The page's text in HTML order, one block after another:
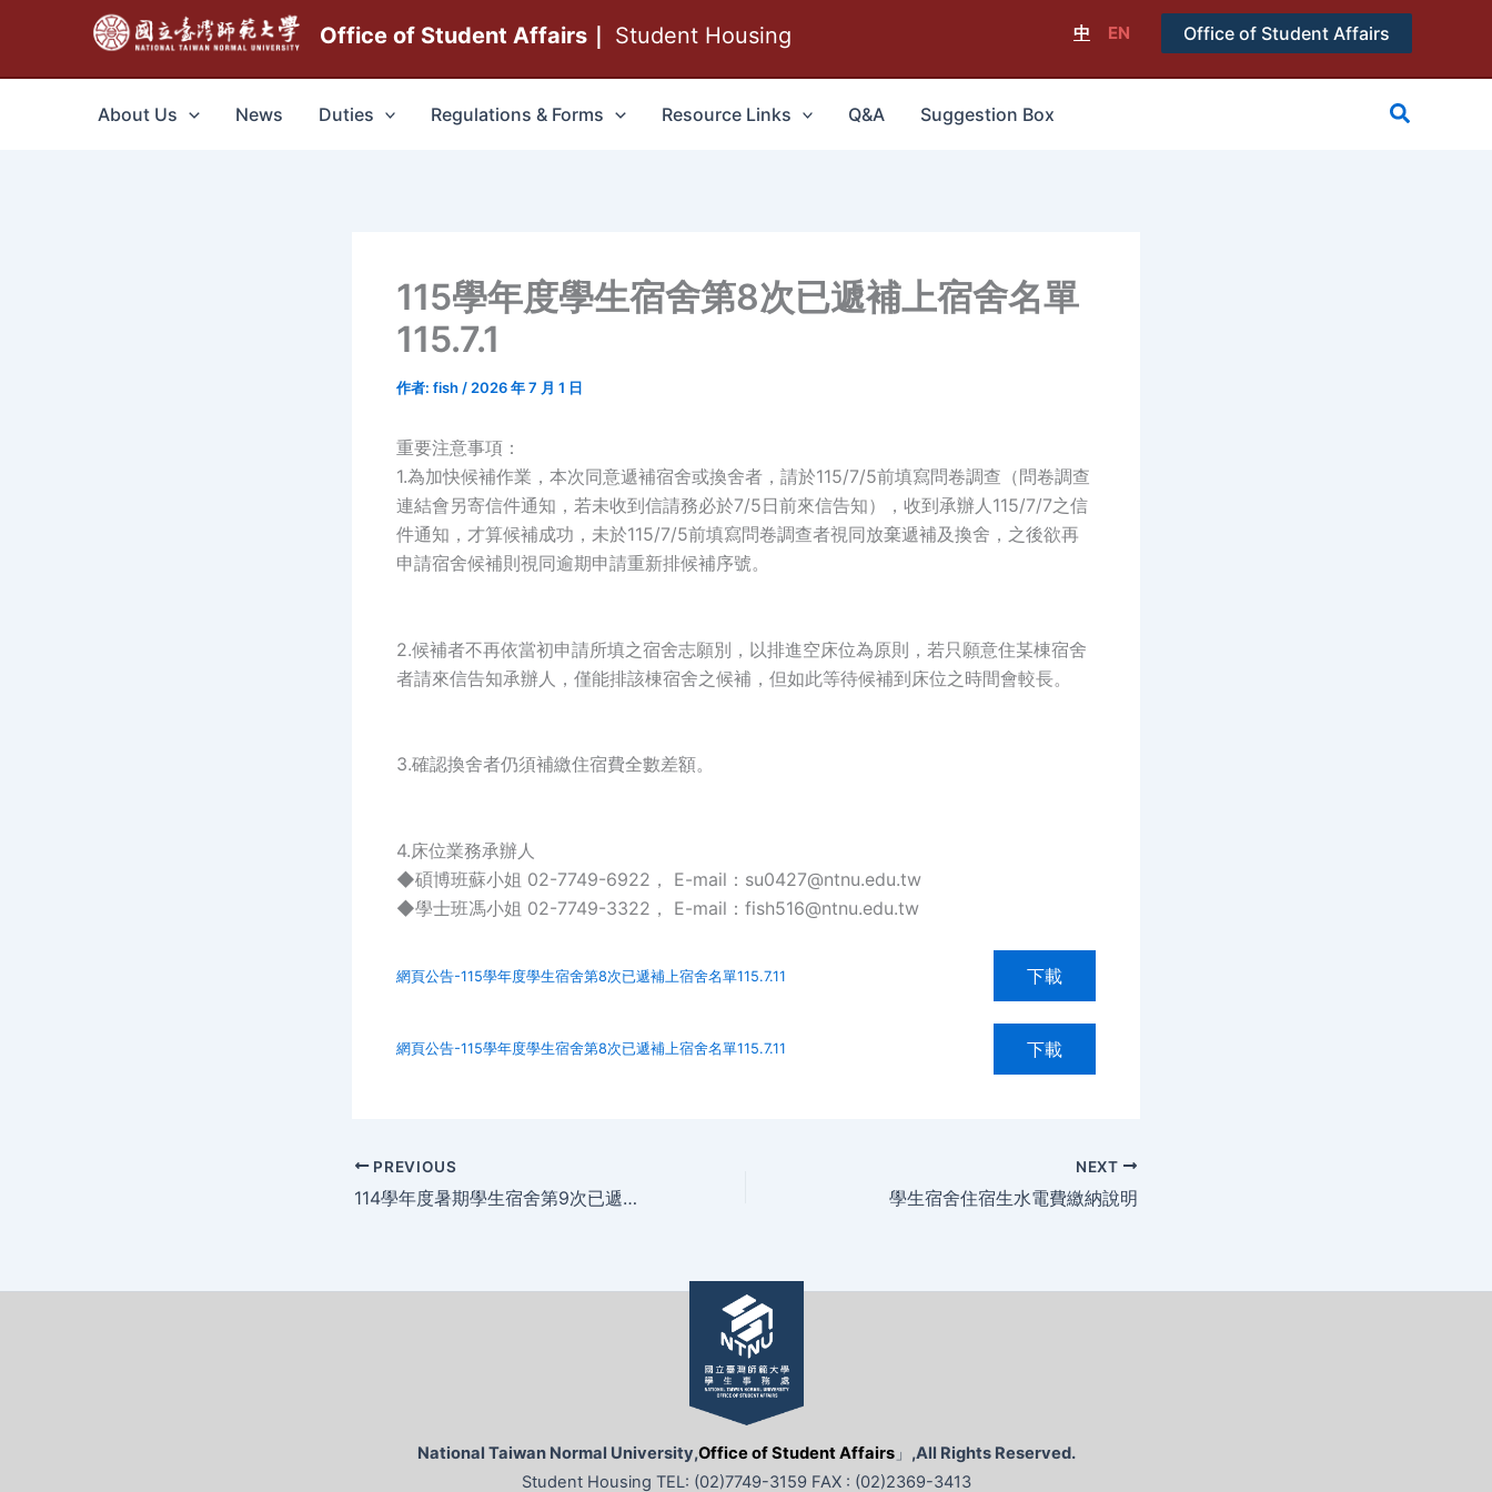
主
Office of Student Affairs｜ Student Housing 中 EN Office of Student Affairs
About Us News Duties Regulations & Forms Resource Links Q&A Suggestion Box
搜
115學年度學生宿舍第8次已遞補上宿舍名單
115.7.1
作者: fish / 2026 年 7 月 1 日
重要注意事項：
1.為加快候補作業，本次同意遞補宿舍或換舍者，請於115/7/5前填寫問卷調查（問卷調查
連結會另寄信件通知，若未收到信請務必於7/5日前來信告知），收到承辦人115/7/7之信
件通知，才算候補成功，未於115/7/5前填寫問卷調查者視同放棄遞補及換舍，之後欲再
申請宿舍候補則視同逾期申請重新排候補序號。
2.候補者不再依當初申請所填之宿舍志願別，以排進空床位為原則，若只願意住某棟宿舍
者請來信告知承辦人，僅能排該棟宿舍之候補，但如此等待候補到床位之時間會較長。
3.確認換舍者仍須補繳住宿費全數差額。
4.床位業務承辦人
◆碩博班蘇小姐 02-7749-6922， E-mail：su0427@ntnu.edu.tw
◆學士班馮小姐 02-7749-3322， E-mail：fish516@ntnu.edu.tw
網頁公告-115學年度學生宿舍第8次已遞補上宿舍名單115.7.11 下載
網頁公告-115學年度學生宿舍第8次已遞補上宿舍名單115.7.11 下載
PREVIOUS
114學年度暑期學生宿舍第9次已遞補上宿舍名單115.7.1
NEXT
學生宿舍住宿生水電費繳納說明
National Taiwan Normal University,Office of Student Affairs」 ,All Rights Reserved.
Student Housing TEL: (02)7749-3159 FAX : (02)2369-3413